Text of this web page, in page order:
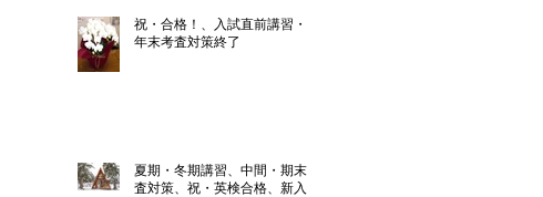
祝・合格！、入試直前講習・学
年末考査対策終了
夏期・冬期講習、中間・期末考
査対策、祝・英検合格、新入会